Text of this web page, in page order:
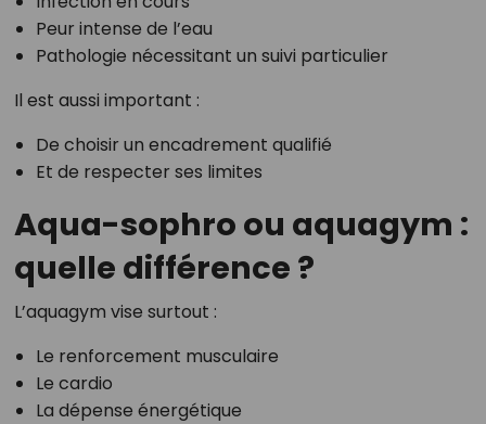
Peur intense de l’eau
Pathologie nécessitant un suivi particulier
Il est aussi important :
De choisir un encadrement qualifié
Et de respecter ses limites
Aqua-sophro ou aquagym :
quelle différence ?
L’aquagym vise surtout :
Le renforcement musculaire
Le cardio
La dépense énergétique